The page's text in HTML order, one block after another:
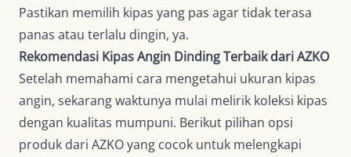
Pastikan memilih kipas yang pas agar tidak terasa
panas atau terlalu dingin, ya.
Rekomendasi Kipas Angin Dinding Terbaik dari AZKO
Setelah memahami cara mengetahui ukuran kipas
angin, sekarang waktunya mulai melirik koleksi kipas
dengan kualitas mumpuni. Berikut pilihan opsi
produk dari AZKO yang cocok untuk melengkapi